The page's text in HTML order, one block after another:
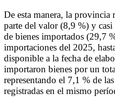
De esta manera, la provincia
parte del valor (8,9 %) y casi
de bienes importados (29,7
importaciones del 2025,
disponible a la fecha de
importaron bienes por un
representando el 7,1 % de
registradas en el mismo